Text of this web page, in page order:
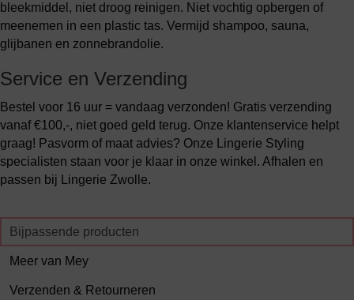
bleekmiddel, niet droog reinigen. Niet vochtig opbergen of
meenemen in een plastic tas. Vermijd shampoo, sauna,
glijbanen en zonnebrandolie.
Service en Verzending
Bestel voor 16 uur = vandaag verzonden! Gratis verzending
vanaf €100,-, niet goed geld terug. Onze klantenservice helpt
graag! Pasvorm of maat advies? Onze Lingerie Styling
specialisten staan voor je klaar in onze winkel. Afhalen en
passen bij Lingerie Zwolle.
Bijpassende producten
Meer van Mey
Verzenden & Retourneren